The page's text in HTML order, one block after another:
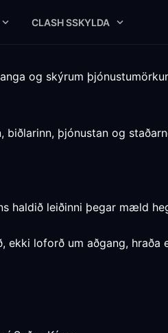
CLASH SSKYLDA
og skýrum
biðlarinn, þjónustan og
haldið leiðinni þegar mæld
ekki loforð um aðgang, hraða